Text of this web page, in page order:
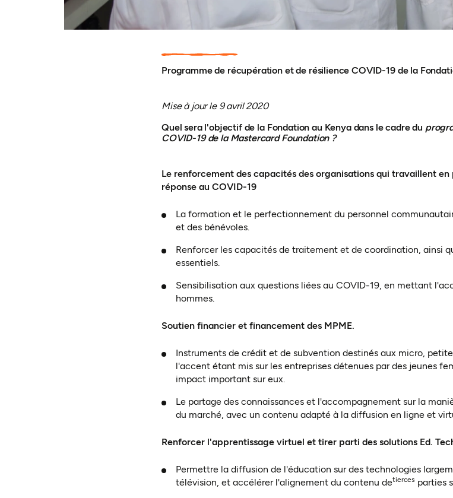
Programme de récupération et de résilience COVID-19 de la
Mise à jour le 9 avril 2020
Quel sera l'objectif de la Fondation au Kenya dans le cadre du
COVID-19 de la Mastercard Foundation ?
Le renforcement des capacités des organisations qui travaillent
réponse au COVID-19
La formation et le perfectionnement du personnel
et des bénévoles.
Renforcer les capacités de traitement et de coordination, ainsi
essentiels.
Sensibilisation aux questions liées au COVID-19, en mettant
hommes.
Soutien financier et financement des MPME.
Instruments de crédit et de subvention destinés aux micro,
l'accent étant mis sur les entreprises détenues par des jeunes
impact important sur eux.
Le partage des connaissances et l'accompagnement sur la
du marché, avec un contenu adapté à la diffusion en ligne et
Renforcer l'apprentissage virtuel et tirer parti des solutions Ed.
Permettre la diffusion de l'éducation sur des technologies
télévision, et accélérer l'alignement du contenu detierces parties